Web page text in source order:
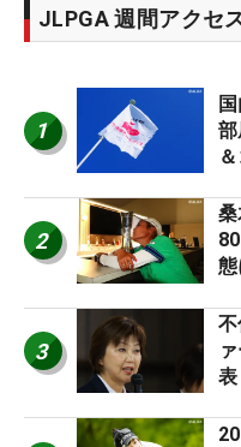
JLPGA 週間アクセ
1
2
3